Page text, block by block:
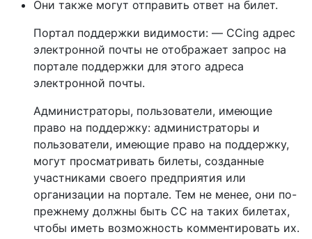
Они также могут отправить ответ на билет.
Портал поддержки видимости: — CCing адрес
электронной почты не отображает запрос на
портале поддержки для этого адреса
электронной почты.
Администраторы, пользователи, имеющие
право на поддержку: администраторы и
пользователи, имеющие право на поддержку,
могут просматривать билеты, созданные
участниками своего предприятия или
организации на портале. Тем не менее, они по-
прежнему должны быть CC на таких билетах,
чтобы иметь возможность комментировать их.